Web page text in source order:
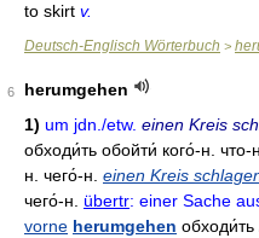
to skirt v.
Deutsch-Englisch Wörterbuch >
6
herumgehen
1) um jdn./etw. einen Kreis
обходи́ть обойти́ кого́-н. что-
н . чего́-н. einen Kreis
чего́-н. übertr: einer Sache
vorne herumgehen обходи́ть